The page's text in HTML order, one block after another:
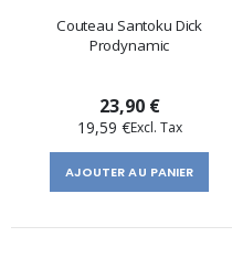
Couteau Santoku Dick
Prodynamic
23,90 €
19,59 €
AJOUTER AU PANIER